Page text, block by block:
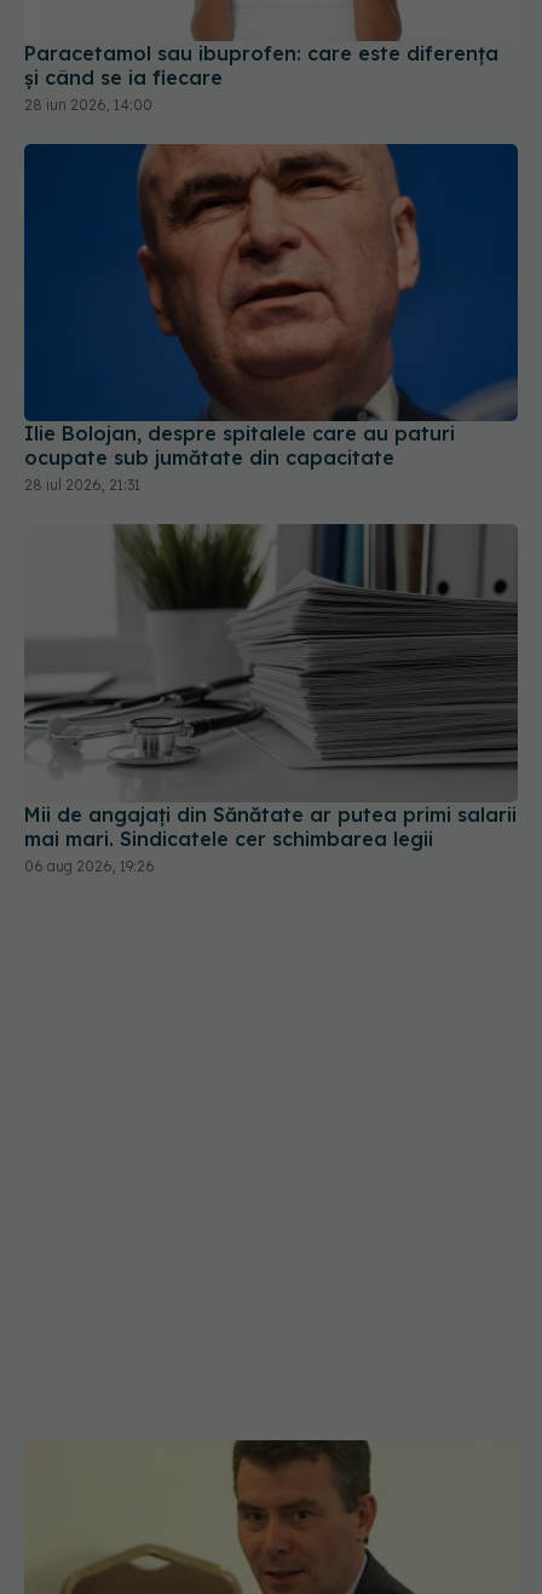
Paracetamol sau ibuprofen: care este diferența
și când se ia fiecare
28 iun 2026, 14:00
Ilie Bolojan, despre spitalele care au paturi
ocupate sub jumătate din capacitate
28 iul 2026, 21:31
Mii de angajați din Sănătate ar putea primi salarii
mai mari. Sindicatele cer schimbarea legii
06 aug 2026, 19:26